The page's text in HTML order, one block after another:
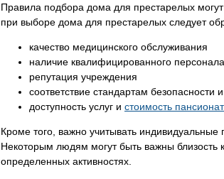
Правила подбора дома для престарелых
при выборе дома для престарелых следует
качество медицинского обслуживания
наличие квалифицированного персонала
репутация учреждения
соответствие стандартам безопасности
доступность услуг и стоимость
Кроме того, важно учитывать
Некоторым людям могут быть важны близость
определенных активностях.